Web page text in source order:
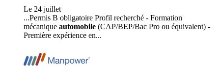
Le 24 juillet
...Permis B obligatoire Profil recherché - Formation
mécanique automobile (CAP/BEP/Bac Pro ou équivalent) -
Première expérience en...